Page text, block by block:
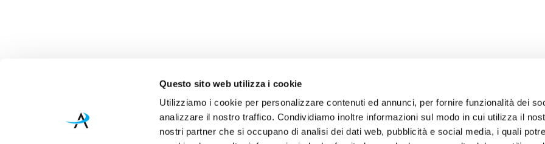
Questo sito web utilizza i cookie
Utilizziamo i cookie per personalizzare contenuti ed annunci, per fornire funzionalità dei
analizzare il nostro traffico. Condividiamo inoltre informazioni sul modo in cui utilizza il
nostri partner che si occupano di analisi dei dati web, pubblicità e social media, i quali